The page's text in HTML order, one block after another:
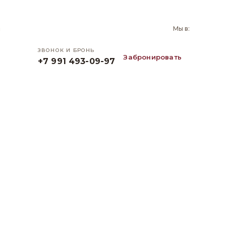
Мы в:
ЗВОНОК И БРОНЬ
+7 991 493-09-97 Забронировать